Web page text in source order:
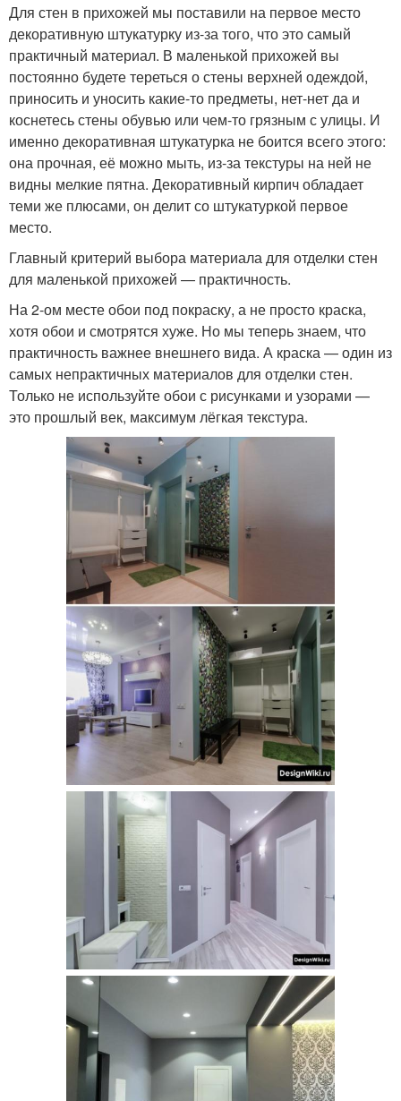
Для стен в прихожей мы поставили на первое место
декоративную штукатурку из-за того, что это самый
практичный материал. В маленькой прихожей вы
постоянно будете тереться о стены верхней одеждой,
приносить и уносить какие-то предметы, нет-нет да и
коснетесь стены обувью или чем-то грязным с улицы. И
именно декоративная штукатурка не боится всего этого:
она прочная, её можно мыть, из-за текстуры на ней не
видны мелкие пятна. Декоративный кирпич обладает
теми же плюсами, он делит со штукатуркой первое
место.
Главный критерий выбора материала для отделки стен
для маленькой прихожей — практичность.
На 2-ом месте обои под покраску, а не просто краска,
хотя обои и смотрятся хуже. Но мы теперь знаем, что
практичность важнее внешнего вида. А краска — один из
самых непрактичных материалов для отделки стен.
Только не используйте обои с рисунками и узорами —
это прошлый век, максимум лёгкая текстура.